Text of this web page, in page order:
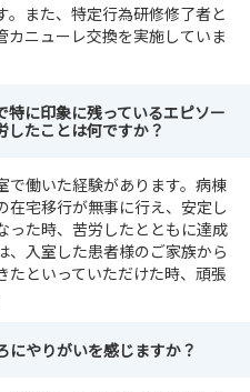
。また、特定行為研修修了者と
カニューレ交換を実施していま
特に印象に残っているエピソー
したことは何ですか？
で働いた経験があります。病棟
在宅移行が無事に行え、安定し
った時、苦労したとともに達成
、入室した患者様のご家族から
たといっていただけた時、頑張
にやりがいを感じますか？